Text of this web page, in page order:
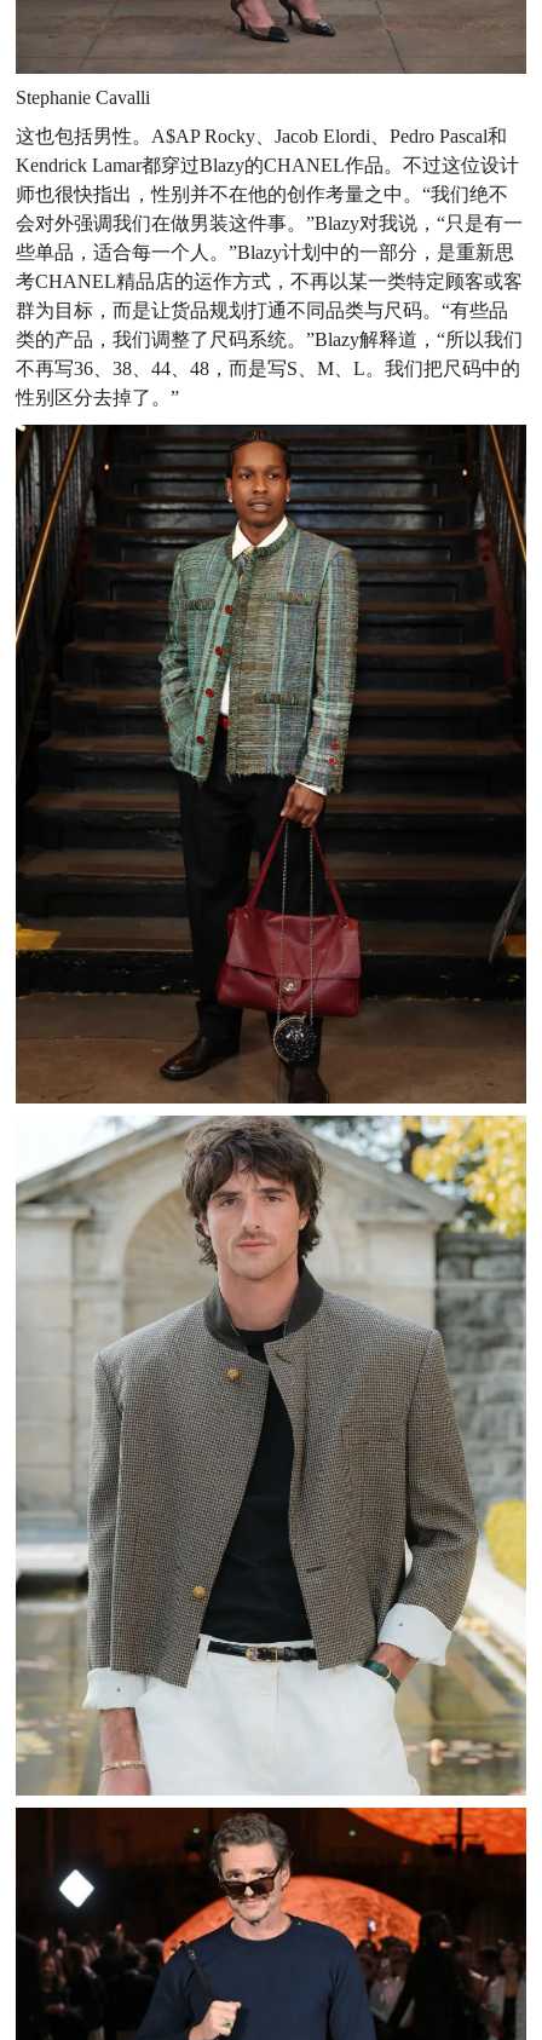
Stephanie Cavalli
这也包括男性。A$AP Rocky、Jacob Elordi、PedroPascal和
Kendrick Lamar都穿过Blazy的CHANEL作品。不过这位设计
师也很快指出，性别并不在他的创作考量之中。“我们绝不
会对外强调我们在做男装这件事。”Blazy对我说，“只 是有一
些单品，适合每一个人。”Blazy计划中的一部分，是重新思
考CHANEL精品店的运作方式，不再以某一类特定顾客或客
群为目标，而是让货品规划打通不同品类与尺码。“有些品
类的产品，我们调整了尺码系统。”Blazy解释道，“所以我们
不再写36、38、44、48，而是写S、M、L。我们把尺码中的
性别区分去掉了。”